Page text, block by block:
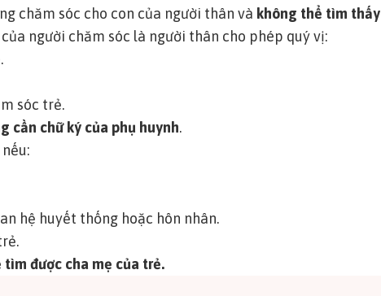
chăm sóc cho con của người thân và không thể tìm thấy
người chăm sóc là người thân cho phép quý vị:
sóc trẻ.
cần chữ ký của phụ huynh.
hệ huyết thống hoặc hôn nhân.
tìm được cha mẹ của trẻ.